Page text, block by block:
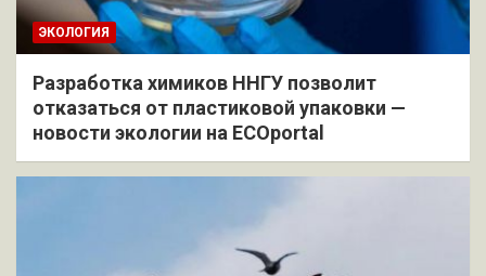
ЭКОЛОГИЯ
Разработка химиков ННГУ позволит
отказаться от пластиковой упаковки —
новости экологии на ECOportal